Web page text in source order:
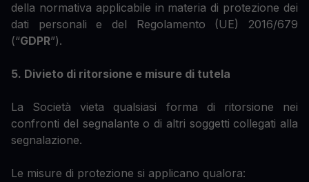
della normativa applicabile in materia di protezione dei
dati personali e del Regolamento (UE) 2016/679
(“GDPR”).
5. Divieto di ritorsione e misure di tutela
La Società vieta qualsiasi forma di ritorsione nei
confronti del segnalante o di altri soggetti collegati alla
segnalazione.
Le misure di protezione si applicano qualora: